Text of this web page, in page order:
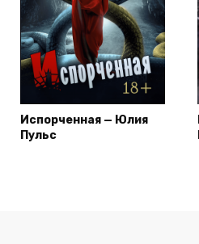
Испорченная — Юлия
Пульс